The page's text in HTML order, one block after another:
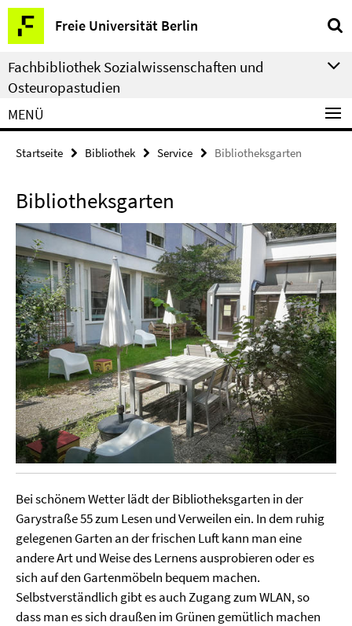
Springe
direkt
zu
Inhalt
Freie Universität Berlin
Service-
Navigation
Fachbibliothek Sozialwissenschaften und
Osteuropastudien
MENÜ
Startseite Bibliothek Service Bibliotheksgarten
Bibliotheksgarten
Bei schönem Wetter lädt der Bibliotheksgarten in der
Garystraße 55 zum Lesen und Verweilen ein. In dem ruhig
gelegenen Garten an der frischen Luft kann man eine
andere Art und Weise des Lernens ausprobieren oder es
sich auf den Gartenmöbeln bequem machen.
Selbstverständlich gibt es auch Zugang zum WLAN, so
dass man es sich draußen im Grünen gemütlich machen